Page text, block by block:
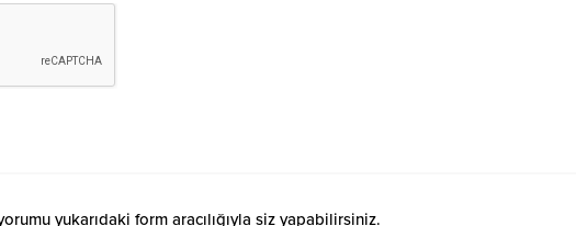
yukarıdaki form aracılığıyla siz yapabilirsiniz.